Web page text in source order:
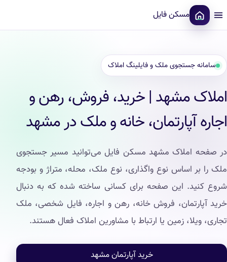
مسکن فایل
سامانه جستجوی ملک و فایلینگ املاک
املاک مشهد | خرید، فروش، رهن و
اجاره آپارتمان، خانه و ملک در مشهد
در صفحه املاک مشهد مسکن فایل می‌توانید مسیر جستجوی
ملک را بر اساس نوع واگذاری، نوع ملک، محله، متراژ و بودجه
شروع کنید. این صفحه برای کسانی ساخته شده که به دنبال
خرید آپارتمان، فروش خانه، رهن و اجاره، فایل شخصی، ملک
تجاری، ویلا، زمین یا ارتباط با مشاورین املاک فعال هستند.
خرید آپارتمان مشهد